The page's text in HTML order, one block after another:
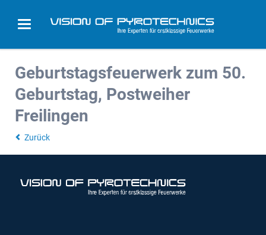
Geburtstagsfeuerwerk zum 50.
Geburtstag, Postweiher
Freilingen
Zurück